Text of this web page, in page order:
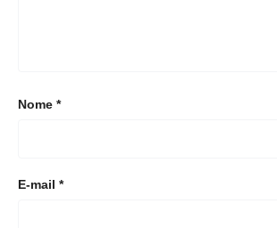
Nome *
E-mail *